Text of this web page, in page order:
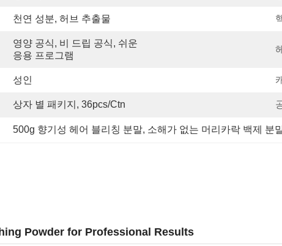
천연 성분, 허브 추출물
영양 공식, 비 드립 공식, 쉬운
응용 프로그램
성인
상자 별 패키지, 36pcs/ctn
500g 향기성 헤어 블리칭 분말, 소해가 없는 머리카락 백제 분
Powder for Professional Results